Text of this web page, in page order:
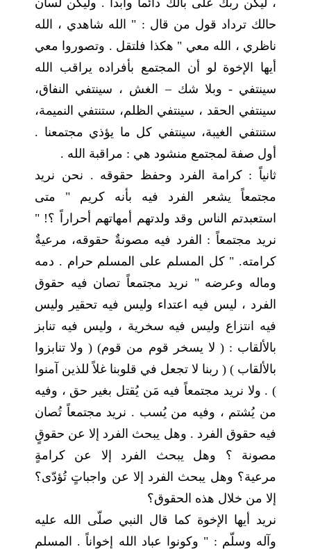
، ليكن ربك على بالك دائماً وأبداً . وليكن لسان
حالك ترداد قول من قال : " الله شاهدي ، الله
ناظري ، الله معي " هكذا فلتقل . وتصوروا معي
أيها الإخوة لو أن المجتمع بأفراده يراقب الله
سينتفي - وبلا شك – الغش ، سينتفي النفاق،
سينتفي الحقد ، سينتفي الظلم، ستنتفي النميمة،
ستنتفي الغيبة، سينتفي كل ما يؤذي مجتمعنا .
أول صفة لمجتمع منشود هي : مراقبة الله .
ثانياً : كرامة الفرد وحفظ حقوقه . نحن نريد
مجتمعاً يشعر الفرد فيه بأنه كريم " متى
استعبدتم الناس وقد ولدتهم أمهاتهم أحراراً ؟! "
نريد مجتمعاً : الفرد فيه مصونةٌ حقوقه، مرعيةٌ
كرامته. " كل المسلم على المسلم حرام . دمه
وماله وعرضه " نريد مجتمعاً تصان فيه حقوق
الفرد ، ليس فيه اعتداء وليس فيه تحقير وليس
فيه انتزاع وليس فيه سخرية ، وليس فيه تنابز
بالألقاب : ( لا يسخر قوم من قوم) ( ولا تنابزوا
بالألقاب ) ( ربنا لا تجعل في قلوبنا غلاً للذين آمنوا
) . ولا نريد مجتمعاً فيه مَن يُقتل بغير حق ، وفيه
من يُشتم ، وفيه من يُسب . نريد مجتمعاً تُصان
فيه حقوق الفرد . وهل يبحث الفرد إلا عن حقوقٍ
مصونة ؟ وهل يبحث الفرد إلا عن كرامةٍ
مرعية؟ وهل يبحث الفرد إلا عن واجباتٍ تُؤدّى؟
إلا من خلال هذه الحقوق؟
نريد أيها الإخوة كما قال النبي صلّى الله عليه
وآله وسلّم : " وكونوا عباد الله إخواناً . المسلم